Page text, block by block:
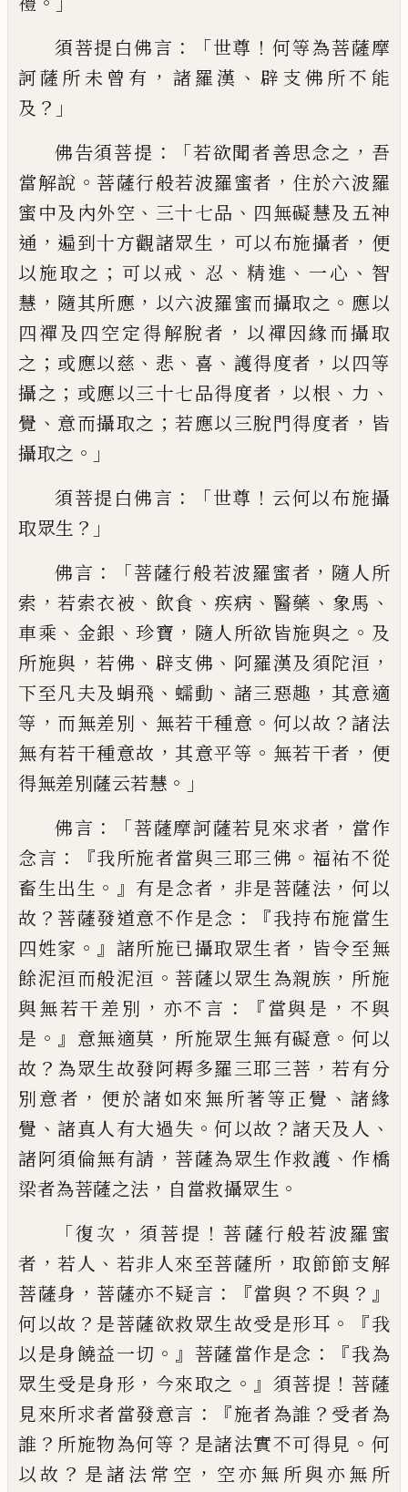
須菩提白佛言 ：「世尊 ！ 何等為菩薩摩
訶薩所 未曾有 ， 諸羅漢 、辟支佛所不能
及 ？」
佛告須菩提 ：「若欲聞者善思念之 ， 吾
當解說 。 菩薩行般若波羅蜜者 ， 住於六波羅
蜜中及內外空 、 三十七品 、 四無礙慧及五神
通 ， 遍到十方觀諸眾生 ， 可以布施攝者 ， 便
以施取之 ； 可以戒 、 忍 、 精進 、 一心 、 智
慧 ， 隨其所應 ， 以六波羅蜜而攝取之 。 應以
四禪及四空定得解脫者 ， 以禪因緣而攝取
之 ； 或應以慈 、 悲 、 喜 、 護得度者 ， 以四等
攝之 ； 或應以三十七品得度者 ， 以根 、 力 、
覺 、 意而攝取之 ； 若應以三脫門得度者 ， 皆
攝取之 。」
須菩提白佛言 ：「世尊 ！ 云何以布施攝
取眾生 ？」
佛言 ：「菩薩行般若波羅蜜者 ， 隨人所
索 ，若索衣被 、 飲食 、 疾病 、 醫藥 、 象馬 、
車乘 、 金銀 、 珍寶 ， 隨人所欲皆施與之 。 及
所施與 ，若佛 、 辟支佛 、 阿羅漢及須陀洹 ，
下至凡夫及蜎飛 、 蠕動 、 諸三惡趣 ，其意適
等 ， 而無差別 、 無若干種意 。 何以故 ？諸法
無有若干種意故 ，其意平等 。 無若干者 ， 便
得無差別薩云若慧 。」
佛言 ： 「菩薩摩訶薩若見來求者 ， 當作
念言 ：『我所施者當與三耶三佛 。 福祐不從
畜生出生 。』 有是念者 ， 非是菩薩法 ，何以
故 ？ 菩薩發道意不作是念 ：『我持布施當生
四姓家 。』 諸所施已攝取眾生者 ， 皆令至無
餘泥洹而般泥洹 。 菩薩以眾生為親族 ， 所施
與無若干差別 ， 亦不言 ：『當與是 ， 不與
是 。』 意無適莫 ， 所施眾生無有礙意 。何以
故 ？ 為眾生故發阿耨多羅三耶三菩 ，若有分
別意者 ， 便於諸如來無所著等正覺 、 諸緣
覺 、諸真人有大過失 。何以故 ？諸天及人 、
諸阿須倫無有請 ， 菩薩為眾生作救護 、 作橋
梁者為菩薩之法 ， 自當救攝眾生 。
「復次 ， 須菩提 ！ 菩薩行般若波羅蜜
者 ，若人 、 若非人來至菩薩所 ，取節節支解
菩薩身 ， 菩薩亦不疑言 ：『當與 ？ 不與 ？』
何以故 ？ 是菩薩欲救眾生故受是形耳 。『我
以是身饒益一切 。』 菩薩當作是念 ：『我為
眾生受是身形 ， 今來取之 。』 須菩提 ！ 菩薩
見來所求者當發意言 ：『施者為誰 ？ 受者為
誰 ？ 所施物為何等 ？ 是諸法實不可得見 。 何
以故 ？ 是諸法常空 ， 空亦無所與亦無所